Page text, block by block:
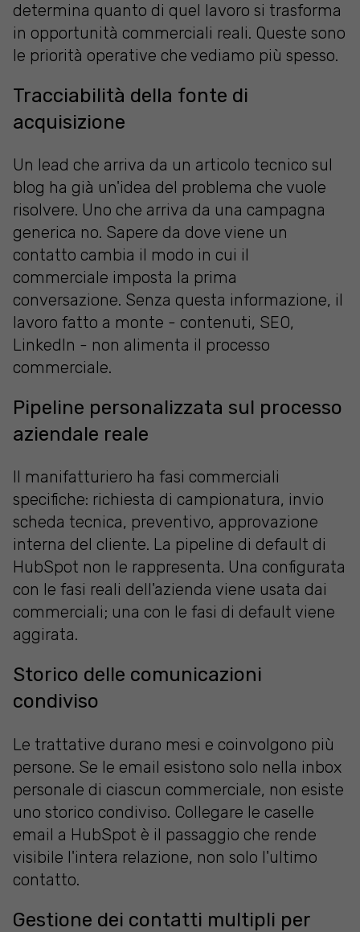
determina quanto di quel lavoro si trasforma
in opportunità commerciali reali. Queste sono
le priorità operative che vediamo più spesso.
Tracciabilità della fonte di
acquisizione
Un lead che arriva da un articolo tecnico sul
blog ha già un'idea del problema che vuole
risolvere. Uno che arriva da una campagna
generica no. Sapere da dove viene un
contatto cambia il modo in cui il
commerciale imposta la prima
conversazione. Senza questa informazione, il
lavoro fatto a monte - contenuti, SEO,
LinkedIn - non alimenta il processo
commerciale.
Pipeline personalizzata sul processo
aziendale reale
Il manifatturiero ha fasi commerciali
specifiche: richiesta di campionatura, invio
scheda tecnica, preventivo, approvazione
interna del cliente. La pipeline di default di
HubSpot non le rappresenta. Una configurata
con le fasi reali dell'azienda viene usata dai
commerciali; una con le fasi di default viene
aggirata.
Storico delle comunicazioni
condiviso
Le trattative durano mesi e coinvolgono più
persone. Se le email esistono solo nella inbox
personale di ciascun commerciale, non esiste
uno storico condiviso. Collegare le caselle
email a HubSpot è il passaggio che rende
visibile l'intera relazione, non solo l'ultimo
contatto.
Gestione dei contatti multipli per